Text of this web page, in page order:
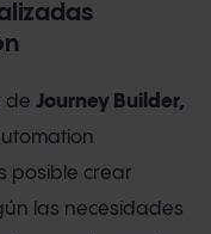
de Journey Builder,
posible crear
las necesidades